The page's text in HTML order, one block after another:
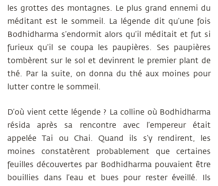
les grottes des montagnes. Le plus grand ennemi du
méditant est le sommeil. La légende dit qu’une fois
Bodhidharma s’endormit alors qu’il méditait et fut si
furieux qu’il se coupa les paupières. Ses paupières
tombèrent sur le sol et devinrent le premier plant de
thé. Par la suite, on donna du thé aux moines pour
lutter contre le sommeil.
D’où vient cette légende ? La colline où Bodhidharma
résida après sa rencontre avec l’empereur était
appelée Tai ou Chai. Quand ils s’y rendirent, les
moines constatèrent probablement que certaines
feuilles découvertes par Bodhidharma pouvaient être
bouillies dans l’eau et bues pour rester éveillé. Ils